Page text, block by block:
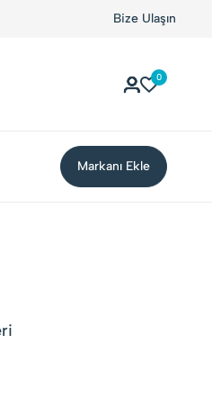
Bize Ulaşın
0
Markanı Ekle